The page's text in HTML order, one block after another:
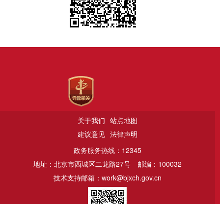
关于我们 站点地图
建议意见 法律声明
政务服务热线：12345
地址：北京市西城区二龙路27号
邮编：100032
技术支持邮箱：work@bjxch.gov.cn